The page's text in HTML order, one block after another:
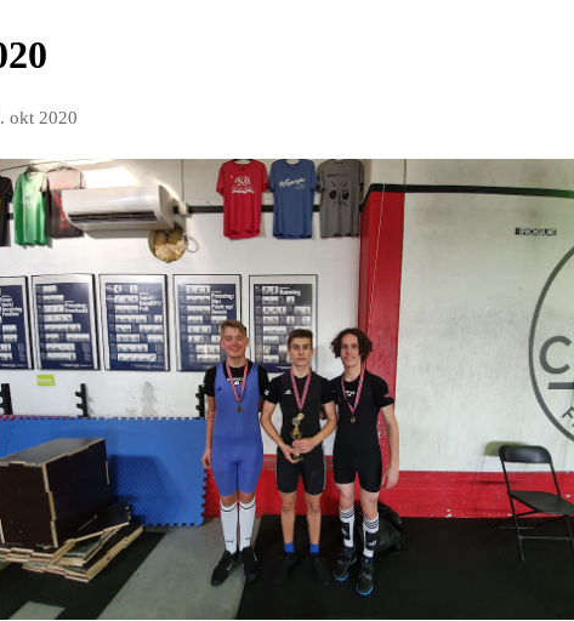
okt 2020